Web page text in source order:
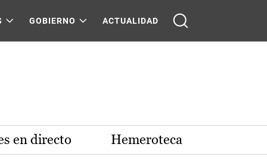
GOBIERNO ACTUALIDAD
en directo Hemeroteca